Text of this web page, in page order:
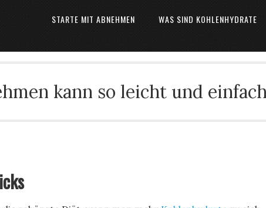
STARTE MIT ABNEHMEN WAS SIND KOHLENHYDRATE
kann so leicht und